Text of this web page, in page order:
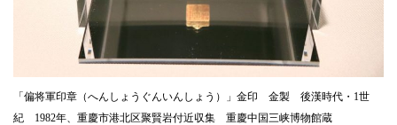
「偏将軍印章（へんしょうぐんいんしょう）」金印 金製 後漢時代・1世
紀 1982年、重慶市港北区聚賢岩付近収集 重慶中国三峡博物館蔵